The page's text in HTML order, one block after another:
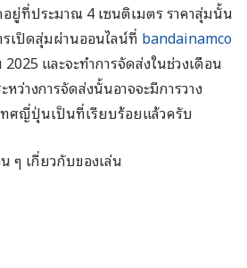
ยู่ที่ประมาณ 4 เซนติเมตร ราคาสุ่มนั้น
เปิดสุ่มผ่านออนไลน์ที่ bandainamco
และจะทำการจัดส่งในช่วงเดือน
ว่างการจัดส่งนั้นอาจจะมีการวาง
ศญี่ปุ่นเป็นที่เรียบร้อยแล้วครับ
ๆ เกี่ยวกับของเล่น